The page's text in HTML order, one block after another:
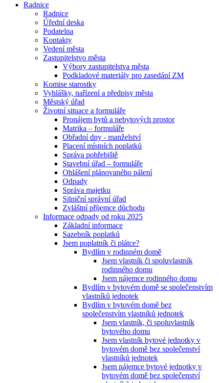
Radnice
Radnice
Úřední deska
Podatelna
Kontakty
Vedení města
Zastupitelstvo města
Výbory zastupitelstva města
Podkladové materiály pro zasedání ZM
Komise starostky
Vyhlášky, nařízení a předpisy města
Městský úřad
Životní situace a formuláře
Pronájem bytů a nebytových prostor
Matrika – formuláře
Obřadní dny - manželství
Placení místních poplatků
Správa pohřebiště
Stavební úřad – formuláře
Ohlášení plánovaného pálení
Odpady
Správa majetku
Silniční správní úřad
Zvláštní příjemce důchodu
Informace odpady od roku 2025
Základní informace
Sazebník poplatků
Jsem poplatník či plátce?
Bydlím v rodinném domě
Jsem vlastník či spoluvlastník
rodinného domu
Jsem nájemce rodinného domu
Bydlím v bytovém domě se společenstvím
vlastníků jednotek
Bydlím v bytovém domě bez
společenstvím vlastníků jednotek
Jsem vlastník, či spoluvlastník
bytového domu
Jsem vlastník bytové jednotky v
bytovém domě bez společenství
vlastníků jednotek
Jsem nájemce bytové jednotky v
bytovém domě bez společenství